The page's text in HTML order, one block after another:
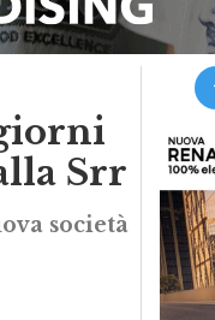
Srr
società